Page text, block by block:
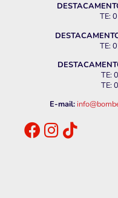
TE:
TE:
TE:
TE:
E-mail: